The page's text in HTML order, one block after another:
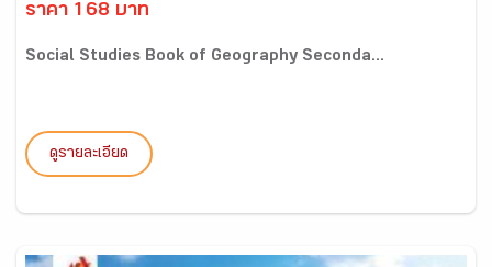
ราคา 168 บาท
Social Studies Book of Geography Seconda...
ดูรายละเอียด